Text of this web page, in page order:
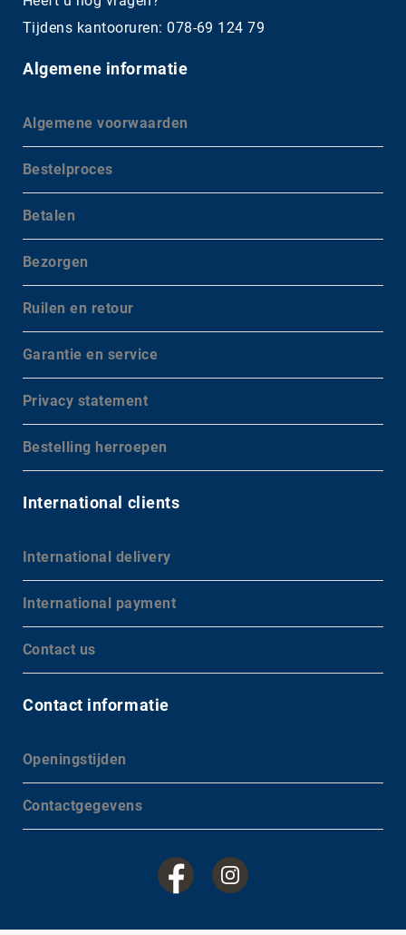
Tijdens kantooruren: 078-69 124 79
Algemene informatie
Algemene voorwaarden
Bestelproces
Betalen
Bezorgen
Ruilen en retour
Garantie en service
Privacy statement
Bestelling herroepen
International clients
International delivery
International payment
Contact us
Contact informatie
Openingstijden
Contactgegevens